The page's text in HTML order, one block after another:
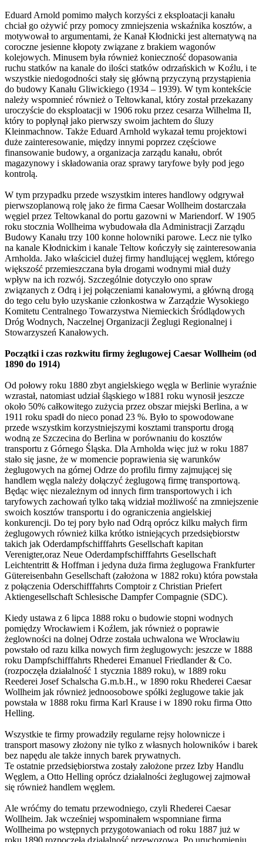
Eduard Arnold pomimo małych korzyści z eksploatacji kanału
chciał go ożywić przy pomocy zmniejszenia wskaźnika kosztów, a
motywował to argumentami, że Kanał Kłodnicki jest alternatywą na
coroczne jesienne kłopoty związane z brakiem wagonów
kolejowych. Minusem była również konieczność dopasowania
ruchu statków na kanale do ilości statków odrzańskich w Koźlu, i te
wszystkie niedogodności stały się główną przyczyną przystąpienia
do budowy Kanału Gliwickiego (1934 – 1939). W tym kontekście
należy wspomnieć również o Teltowkanal, który został przekazany
uroczyście do eksploatacji w 1906 roku przez cesarza Wilhelma II,
który to popłynął jako pierwszy swoim jachtem do śluzy
Kleinmachnow. Także Eduard Arnhold wykazał temu projektowi
duże zainteresowanie, między innymi poprzez częściowe
finansowanie budowy, a organizacja zarządu kanału, obrót
magazynowy i składowania oraz sprawy taryfowe były pod jego
kontrolą.
W tym przypadku przede wszystkim interes handlowy odgrywał
pierwszoplanową rolę jako że firma Caesar Wollheim dostarczała
węgiel przez Teltowkanal do portu gazowni w Mariendorf. W 1905
roku stocznia Wollheima wybudowała dla Administracji Zarządu
Budowy Kanału trzy 100 konne holowniki parowe. Lecz nie tylko
na kanale Kłodnickim i kanale Teltow kończyły się zainteresowania
Arnholda. Jako właściciel dużej firmy handlującej węglem, którego
większość przemieszczana była drogami wodnymi miał duży
wpływ na ich rozwój. Szczególnie dotyczyło ono spraw
związanych z Odrą i jej połączeniami kanałowymi, a główną drogą
do tego celu było uzyskanie członkostwa w Zarządzie Wysokiego
Komitetu Centralnego Towarzystwa Niemieckich Śródlądowych
Dróg Wodnych, Naczelnej Organizacji Żeglugi Regionalnej i
Stowarzyszeń Kanałowych.
Początki i czas rozkwitu firmy żeglugowej Caesar Wollheim (od
1890 do 1914)
Od połowy roku 1880 zbyt angielskiego węgla w Berlinie wyraźnie
wzrastał, natomiast udział śląskiego w1881 roku wynosił jeszcze
około 50% całkowitego zużycia przez obszar miejski Berlina, a w
1911 roku spadł do nieco ponad 23 %. Było to spowodowane
przede wszystkim korzystniejszymi kosztami transportu drogą
wodną ze Szczecina do Berlina w porównaniu do kosztów
transportu z Górnego Śląska. Dla Arnholda więc już w roku 1887
stało się jasne, że w momencie poprawienia się warunków
żeglugowych na górnej Odrze do profilu firmy zajmującej się
handlem węgla należy dołączyć żeglugową firmę transportową.
Będąc więc niezależnym od innych firm transportowych i ich
taryfowych zachowań tylko taką widział możliwość na zmniejszenie
swoich kosztów transportu i do ograniczenia angielskiej
konkurencji. Do tej pory było nad Odrą oprócz kilku małych firm
żeglugowych również kilka krótko istniejących przedsiębiorstw
takich jak Oderdampfschifffahrts Gesellschaft kapitan
Verenigter,oraz Neue Oderdampfschifffahrts Gesellschaft
Leichtentritt & Hoffman i jedyna duża firma żeglugowa Frankfurter
Gütereisenbahn Gesellschaft (założona w 1882 roku) która powstała
z połączenia Oderschifffahrts Comptoir z Christian Priefert
Aktiengesellschaft Schlesische Dampfer Compagnie (SDC).
Kiedy ustawa z 6 lipca 1888 roku o budowie stopni wodnych
pomiędzy Wrocławiem i Koźlem, jak również o poprawie
żeglowności na dolnej Odrze została uchwalona we Wrocławiu
powstało od razu kilka nowych firm żeglugowych: jeszcze w 1888
roku Dampfschifffahrts Rhederei Emanuel Friedlander & Co.
(rozpoczęła działalność 1 stycznia 1889 roku), w 1889 roku
Reederei Josef Schalscha G.m.b.H., w 1890 roku Rhederei Caesar
Wollheim jak również jednoosobowe spółki żeglugowe takie jak
powstała w 1888 roku firma Karl Krause i w 1890 roku firma Otto
Helling.
Wszystkie te firmy prowadziły regularne rejsy holownicze i
transport masowy złożony nie tylko z własnych holowników i barek
bez napędu ale także innych barek prywatnych.
Te ostatnie przedsiębiorstwa zostały założone przez Izby Handlu
Węglem, a Otto Helling oprócz działalności żeglugowej zajmował
się również handlem węglem.
Ale wróćmy do tematu przewodniego, czyli Rhederei Caesar
Wollheim. Jak wcześniej wspominałem wspomniane firma
Wollheima po wstępnych przygotowaniach od roku 1887 już w